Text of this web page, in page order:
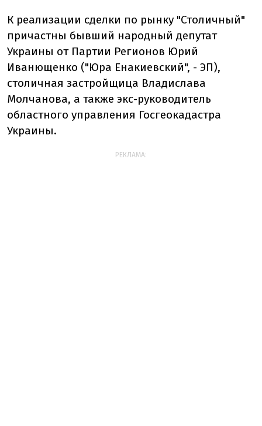
К реализации сделки по рынку "Столичный"
причастны бывший народный депутат
Украины от Партии Регионов Юрий
Иванющенко ("Юра Енакиевский", - ЭП),
столичная застройщица Владислава
Молчанова, а также экс-руководитель
областного управления Госгеокадастра
Украины.
РЕКЛАМА: